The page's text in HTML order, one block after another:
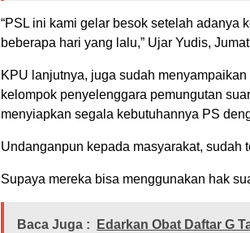
“PSL ini kami gelar besok setelah adanya
beberapa hari yang lalu,” Ujar Yudis,
KPU lanjutnya, juga sudah menyampaikan
kelompok penyelenggara pemungutan
menyiapkan segala kebutuhannya PS
Undanganpun kepada masyarakat, sudah
Supaya mereka bisa menggunakan hak
Baca Juga :
Edarkan Obat Daftar G